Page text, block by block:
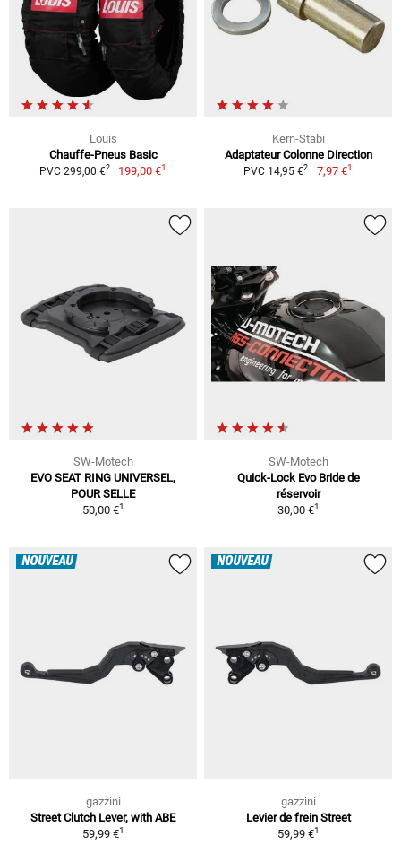
Louis
Chauffe-Pneus Basic
PVC 299,00 €2 199,00 €1
Kern-Stabi
Adaptateur Colonne Direction
PVC 14,95 €2 7,97 €1
SW-Motech
EVO SEAT RING UNIVERSEL,
POUR SELLE
50,00 €1
SW-Motech
Quick-Lock Evo Bride de
réservoir
30,00 €1
NOUVEAU
gazzini
Street Clutch Lever, with ABE
59,99 €1
NOUVEAU
gazzini
Levier de frein Street
59,99 €1